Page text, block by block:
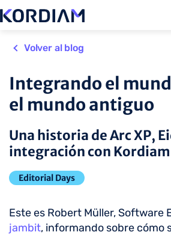
Volver al blog
Integrando el
el mundo antiguo
Una historia de Arc XP,
integración con Kordiam
Editorial Days
Este es Robert Müller, Software
jambit, informando sobre cómo